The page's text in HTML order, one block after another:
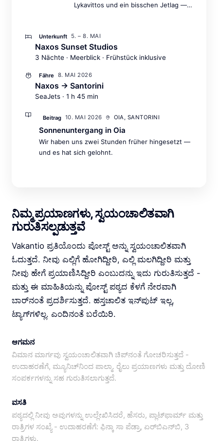
Lykavittos und ein bisschen Jetlag —
Unterkunft 5. – 8. MAI
Naxos Sunset Studios
3 Nächte · Meerblick · Frühstück inklusive
Fähre 8. MAI 2026
Naxos → Santorini
SeaJets · 1 h 45 min
Beitrag 10. MAI 2026 OIA, SANTORINI
Sonnenuntergang in Oia
Wir haben uns zwei Stunden früher hingesetzt —
und es hat sich gelohnt.
ನಿಮ್ಮ ಪ್ರಯಾಣಗಳು, ಸ್ವಯಂಚಾಲಿತವಾಗಿ
ಗುರುತಿಸಲ್ಪಡುತ್ತವೆ
Vakantio ಪ್ರತಿಯೊಂದು ಪೋಸ್ಟ್ ಅನ್ನು ಸ್ವಯಂಚಾಲಿತವಾಗಿ
ಓದುತ್ತದೆ. ನೀವು ಎಲ್ಲಿಗೆ ಹೋಗಿದ್ದೀರಿ, ಎಲ್ಲಿ ಮಲಗಿದ್ದೀರಿ ಮತ್ತು
ನೀವು ಹೇಗೆ ಪ್ರಯಾಣಿಸಿದ್ದೀರಿ ಎಂಬುದನ್ನು ಇದು ಗುರುತಿಸುತ್ತದೆ -
ಮತ್ತು ಈ ಮಾಹಿತಿಯನ್ನು ಪೋಸ್ಟ್ ಪಠ್ಯದ ಕೆಳಗೆ ನೇರವಾಗಿ
ಬಾರ್‌ನಂತೆ ಪ್ರದರ್ಶಿಸುತ್ತದೆ. ಹಸ್ತಚಾಲಿತ ಇನ್‌ಪುಟ್ ಇಲ್ಲ,
ಟ್ಯಾಗ್‌ಗಳಿಲ್ಲ. ಎಂದಿನಂತೆ ಬರೆಯಿರಿ.
ಆಗಮನ
ವಿಮಾನ ಮಾರ್ಗವು ಸ್ವಯಂಚಾಲಿತವಾಗಿ ಚಿಪ್‌ನಂತೆ ಗೋಚರಿಸುತ್ತದೆ -
ಉದಾಹರಣೆಗೆ, ಮ್ಯೂನಿಚ್‌ನಿಂದ ಪಾಲ್ಮಾ. ರೈಲು ಪ್ರಯಾಣಗಳು ಮತ್ತು ದೋಣಿ
ಸಂಪರ್ಕಗಳನ್ನು ಸಹ ಗುರುತಿಸಲಾಗುತ್ತದೆ.
ವಸತಿ
ಪಠ್ಯದಲ್ಲಿ ನೀವು ಅವುಗಳನ್ನು ಉಲ್ಲೇಖಿಸಿದರೆ, ಹೆಸರು, ಪ್ಲಾಟ್‌ಫಾರ್ಮ್ ಮತ್ತು
ರಾತ್ರಿಗಳ ಸಂಖ್ಯೆ - ಉದಾಹರಣೆಗೆ: ಫಿನ್ಕಾ ಸಾ ಪೆಡ್ರಾ, ಏರ್‌ಬಿಎನ್‌ಬಿ, 3
ರಾತ್ರಿಗಳು.